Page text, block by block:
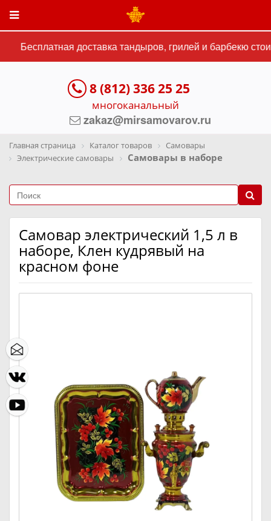
Бесплатная доставка тандыров, грилей и барбекю
8 (812) 336 25 25
многоканальный
zakaz@mirsamovarov.ru
Главная страница Каталог товаров
Самовары
Электрические самовары
Самовары в наборе
Самовар электрический 1,5 л в
наборе, Клен кудрявый на
красном фоне